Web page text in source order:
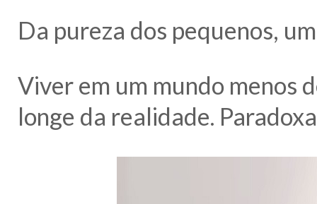
Da pureza dos pequenos,
Viver em um mundo menos
longe da realidade.